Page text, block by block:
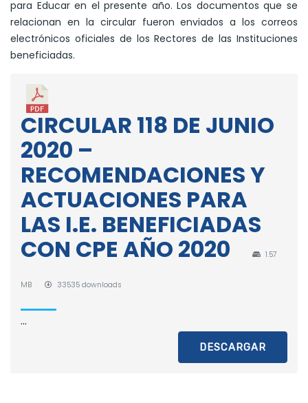
para Educar en el presente año. Los documentos que se
relacionan en la circular fueron enviados a los correos
electrónicos oficiales de los Rectores de las Instituciones
beneficiadas.
CIRCULAR 118 DE JUNIO
2020 –
RECOMENDACIONES Y
ACTUACIONES PARA
LAS I.E. BENEFICIADAS
CON CPE AÑO 2020
1.57
MB 33535 downloads
...
DESCARGAR